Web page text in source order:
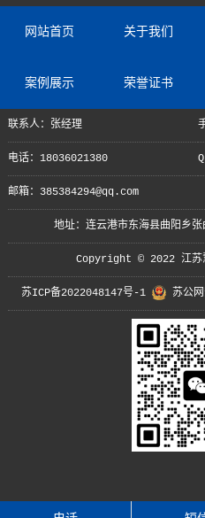
网站首页 关于我们
案例展示 荣誉证书
联系人：张经理
电话：18036021380
邮箱：385384294@qq.com
地址：连云港市东海县曲阳乡
Copyright © 2022 江苏
苏ICP备2022048147号-1 苏公